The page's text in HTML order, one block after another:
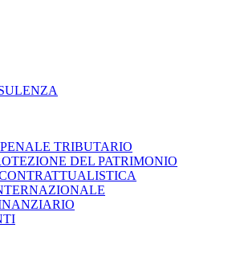
TRIBUTARIO
DEL PATRIMONIO